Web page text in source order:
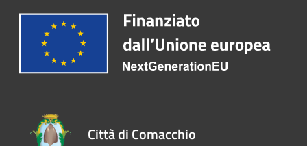
Città di Comacchio